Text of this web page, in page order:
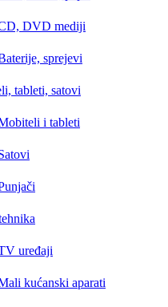
DVD mediji
sprejevi
tableti, satovi
i tableti
uređaji
kućanski aparati